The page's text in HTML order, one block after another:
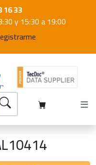
16 33
y 15:30 a 19:00